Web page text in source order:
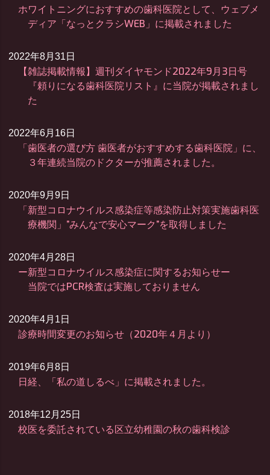
ホワイトニングにおすすめの歯科医院として、ウェブメ
ディア「なっとクラシWEB」に掲載されました
【雑誌掲載情報】週刊ダイヤモンド2022年9月3日号
『頼りになる歯科医院リスト』に当院が掲載されまし
た
2022年8月31日
「歯医者の選び方 歯医者がおすすめする歯科医院」に、
３年連続当院のドクターが推薦されました。
2022年6月16日
「新型コロナウイルス感染症等感染防止対策実施歯科医
療機関」”みんなで安心マーク”を取得しました
2020年9月9日
ー新型コロナウイルス感染症に関するお知らせー
当院ではPCR検査は実施しておりません
2020年4月28日
診療時間変更のお知らせ（2020年４月より）
2020年4月1日
日経、「私の道しるべ」に掲載されました。
2019年6月8日
校医を委託されている区立幼稚園の秋の歯科検診
2018年12月25日